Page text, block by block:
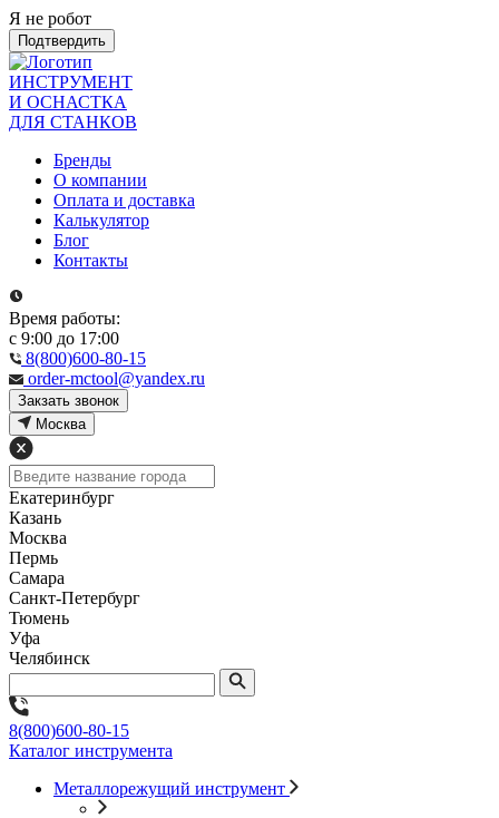
Я не робот
Подтвердить
ИНСТРУМЕНТ
И ОСНАСТКА
ДЛЯ СТАНКОВ
Бренды
О компании
Оплата и доставка
Калькулятор
Блог
Контакты
Время работы:
с 9:00 до 17:00
8(800)600-80-15
order-mctool@yandex.ru
Закзать звонок
Москва
Екатеринбург
Казань
Москва
Пермь
Самара
Санкт-Петербург
Тюмень
Уфа
Челябинск
8(800)600-80-15
Каталог инструмента
Металлорежущий инструмент